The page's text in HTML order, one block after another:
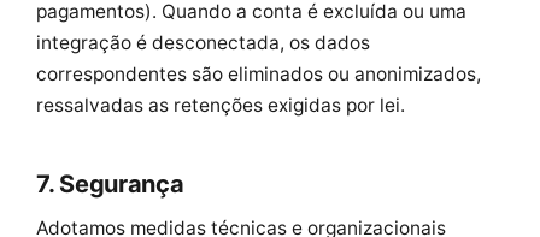
pagamentos). Quando a conta é excluída ou uma
integração é desconectada, os dados
correspondentes são eliminados ou anonimizados,
ressalvadas as retenções exigidas por lei.
7. Segurança
Adotamos medidas técnicas e organizacionais